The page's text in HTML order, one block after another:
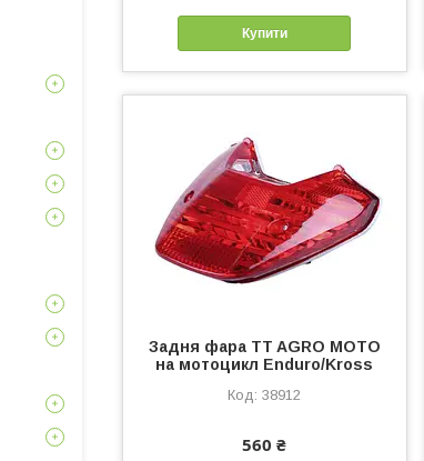
Купити
Задня фара TT AGRO MOTO
на мотоцикл Enduro/Kross
38912
560 ₴